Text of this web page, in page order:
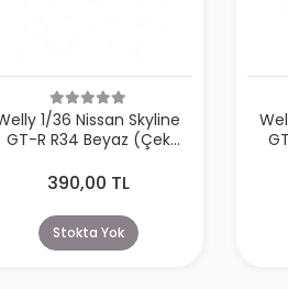
1/36 Nissan Skyline
GT-R R34 Beyaz (Çek
390,00 TL
Stokta Yok